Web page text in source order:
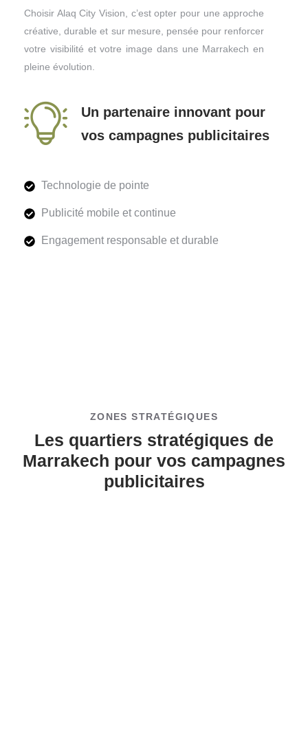
Choisir Alaq City Vision, c’est opter pour une approche
créative, durable et sur mesure, pensée pour renforcer
votre visibilité et votre image dans une Marrakech en
pleine évolution.
Un partenaire innovant pour
vos campagnes publicitaires
Technologie de pointe
Publicité mobile et continue
Engagement responsable et durable
ZONES STRATÉGIQUES
Les quartiers stratégiques de
Marrakech pour vos campagnes
publicitaires